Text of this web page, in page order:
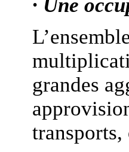
· Une
grandes